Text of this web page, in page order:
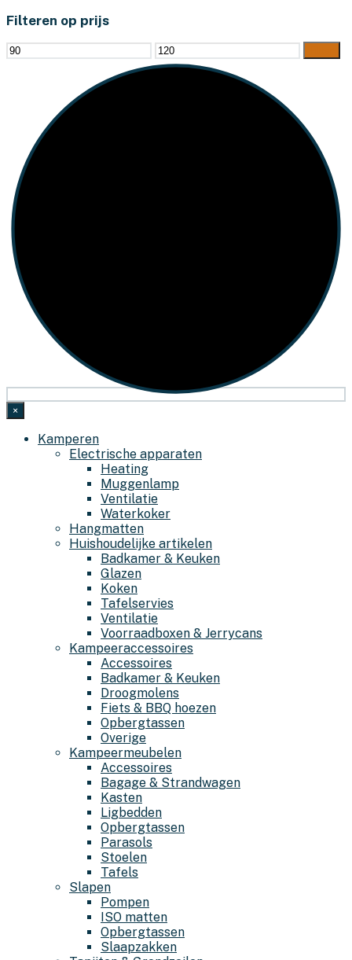
Filteren op prijs
Min.
prijs
Max.
prijs
×
Kamperen
Electrische apparaten
Heating
Muggenlamp
Ventilatie
Waterkoker
Hangmatten
Huishoudelijke artikelen
Badkamer & Keuken
Glazen
Koken
Tafelservies
Ventilatie
Voorraadboxen & Jerrycans
Kampeeraccessoires
Accessoires
Badkamer & Keuken
Droogmolens
Fiets & BBQ hoezen
Opbergtassen
Overige
Kampeermeubelen
Accessoires
Bagage & Strandwagen
Kasten
Ligbedden
Opbergtassen
Parasols
Stoelen
Tafels
Slapen
Pompen
ISO matten
Opbergtassen
Slaapzakken